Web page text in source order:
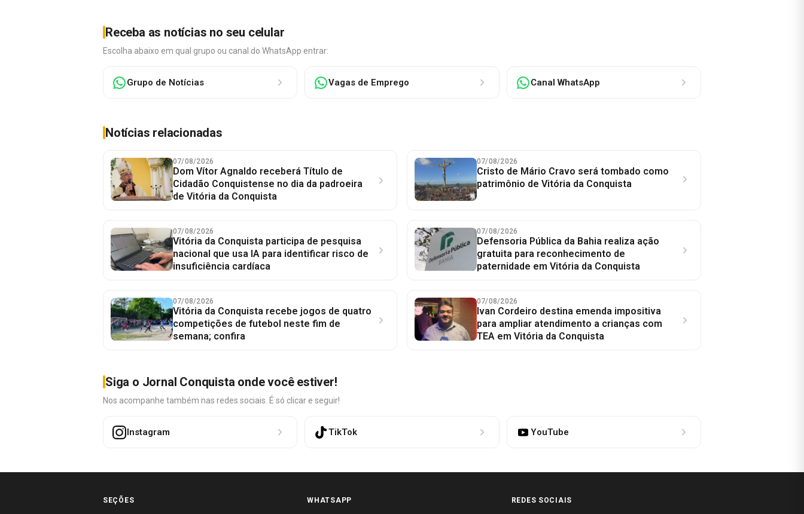
Receba as notícias no seu celular
Escolha abaixo em qual grupo ou canal do WhatsApp entrar:
Grupo de Notícias Vagas de Emprego Canal WhatsApp
Notícias relacionadas
07/08/2026
Dom Vítor Agnaldo receberá Título de
Cidadão Conquistense no dia da padroeira
de Vitória da Conquista
07/08/2026
Cristo de Mário Cravo será tombado como
patrimônio de Vitória da Conquista
07/08/2026
Vitória da Conquista participa de pesquisa
nacional que usa IA para identificar risco de
insuficiência cardíaca
07/08/2026
Defensoria Pública da Bahia realiza ação
gratuita para reconhecimento de
paternidade em Vitória da Conquista
07/08/2026
Vitória da Conquista recebe jogos de quatro
competições de futebol neste fim de
semana; confira
07/08/2026
Ivan Cordeiro destina emenda impositiva
para ampliar atendimento a crianças com
TEA em Vitória da Conquista
Siga o Jornal Conquista onde você estiver!
Nos acompanhe também nas redes sociais. É só clicar e seguir!
Instagram TikTok YouTube
SEÇÕES WHATSAPP REDES SOCIAIS